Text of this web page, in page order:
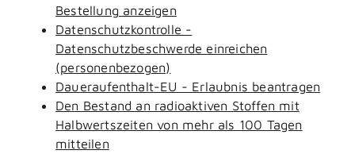
Bestellung anzeigen
Datenschutzkontrolle -
Datenschutzbeschwerde einreichen
(personenbezogen)
Daueraufenthalt-EU - Erlaubnis beantragen
Den Bestand an radioaktiven Stoffen mit
Halbwertszeiten von mehr als 100 Tagen
mitteilen